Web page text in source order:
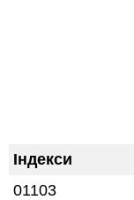
Індекси
01103